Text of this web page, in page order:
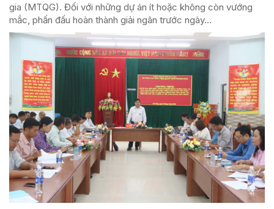
gia (MTQG). Đối với những dự án ít hoặc không còn vướng
mắc, phấn đấu hoàn thành giải ngân trước ngày...